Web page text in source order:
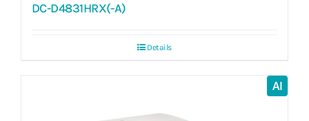
DC-D4831HRX(-A)
Details
AI